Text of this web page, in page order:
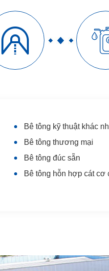

Bê tông kỹ thuật khác
Bê tông thương mại
Bê tông đúc sẵn
Bê tông hỗn hợp cát cơ